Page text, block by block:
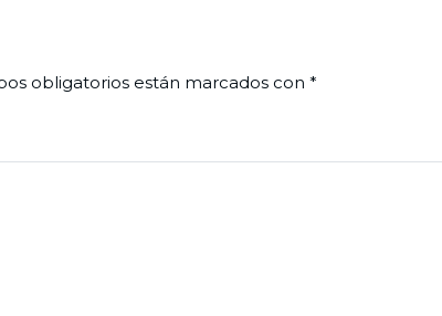
obligatorios están marcados con *